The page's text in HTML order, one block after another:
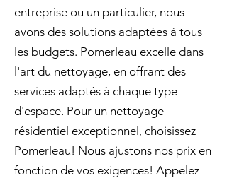
entreprise ou un particulier, nous
avons des solutions adaptées à tous
les budgets. Pomerleau excelle dans
l'art du nettoyage, en offrant des
services adaptés à chaque type
d'espace. Pour un nettoyage
résidentiel exceptionnel, choisissez
Pomerleau! Nous ajustons nos prix en
fonction de vos exigences! Appelez-